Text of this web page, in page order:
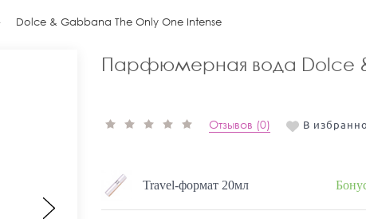
Dolce & Gabbana The Only One Intense
Парфюмерная вода Dolce
Отзывов (0) В
Travel-формат 20мл